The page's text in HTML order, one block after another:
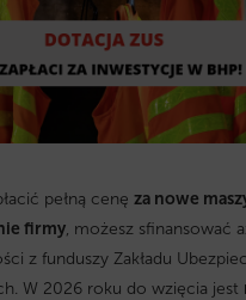
pełną cenę za nowe
firmy, możesz sfinansować
z funduszy Zakładu
W 2026 roku do wzięcia jest